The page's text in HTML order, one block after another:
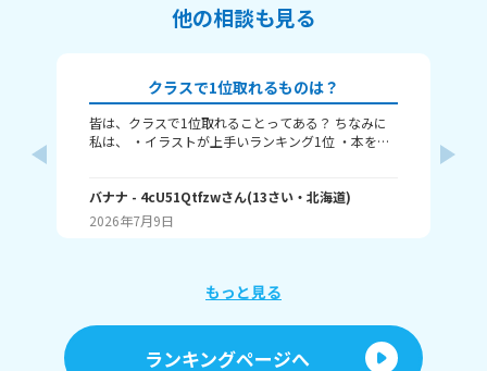
他の相談も見る
クラスで1位取れるものは？
皆は、クラスで1位取れることってある？ ちなみに
私は、 ・イラストが上手いランキング1位 ・本を読
ングで1位取れる？ 書いてくれたら嬉しいです！ じ
ゃね。
バナナ - 4cU51Qtfzwさん(13さい・ 北海道)
2026年7月9日
もっと見る
ランキングページへ